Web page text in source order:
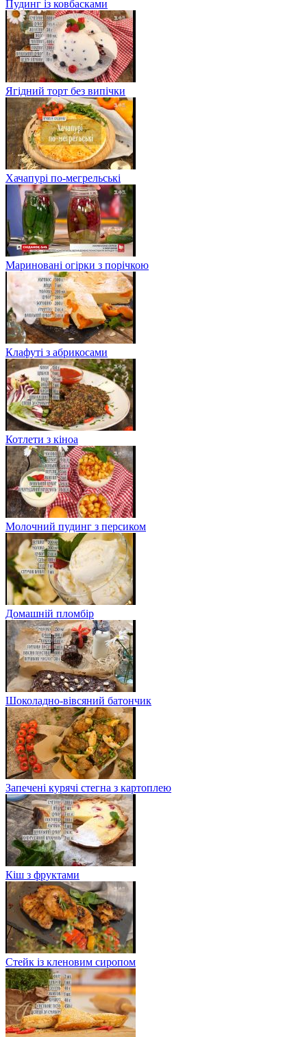
Пудинг із ковбасками
Ягідний торт без випічки
Хачапурі по-мегрельські
Мариновані огірки з порічкою
Клафуті з абрикосами
Котлети з кіноа
Молочний пудинг з персиком
Домашній пломбір
Шоколадно-вівсяний батончик
Запечені курячі стегна з картоплею
Кіш з фруктами
Стейк із кленовим сиропом